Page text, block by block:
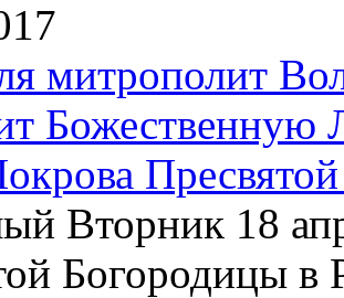
митрополит
Божественную
Вторник 18
Богородицы в